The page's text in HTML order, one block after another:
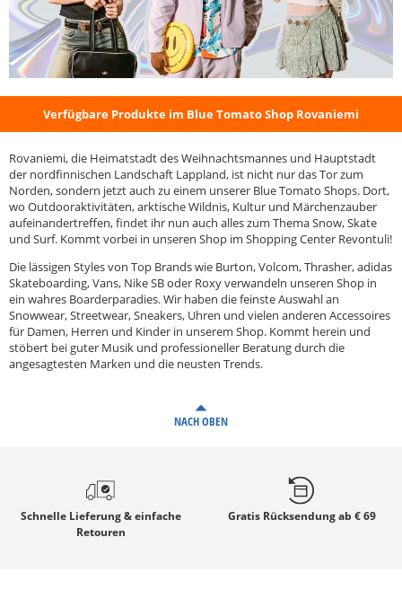
Verfügbare Produkte im Blue Tomato Shop Rovaniemi
Rovaniemi, die Heimatstadt des Weihnachtsmannes und Hauptstadt
der nordfinnischen Landschaft Lappland, ist nicht nur das Tor zum
Norden, sondern jetzt auch zu einem unserer Blue Tomato Shops. Dort,
wo Outdooraktivitäten, arktische Wildnis, Kultur und Märchenzauber
aufeinandertreffen, findet ihr nun auch alles zum Thema Snow, Skate
und Surf. Kommt vorbei in unseren Shop im Shopping Center Revontuli!
Die lässigen Styles von Top Brands wie Burton, Volcom, Thrasher, adidas
Skateboarding, Vans, Nike SB oder Roxy verwandeln unseren Shop in
ein wahres Boarderparadies. Wir haben die feinste Auswahl an
Snowwear, Streetwear, Sneakers, Uhren und vielen anderen Accessoires
für Damen, Herren und Kinder in unserem Shop. Kommt herein und
stöbert bei guter Musik und professioneller Beratung durch die
angesagtesten Marken und die neusten Trends.
NACH OBEN
SchnelleLieferung & einfache
Retouren
GratisRücksendung ab € 69